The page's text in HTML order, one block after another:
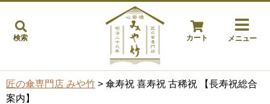
検索 カート メニュー
匠の傘専門店 みや竹 > 傘寿祝 喜寿祝 古稀祝 【長寿祝総合
案内】